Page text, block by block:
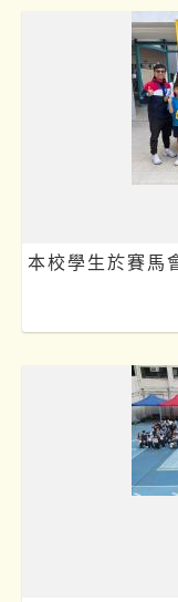
本校學生於賽馬